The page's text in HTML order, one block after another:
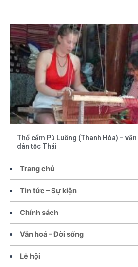
Trang chủ
Tin tức – Sự kiện
Chính sách
Văn hoá – Đời sống
Lễ hội
Thổ cẩm Pù Luông (Thanh Hóa) –
dân tộc Thái